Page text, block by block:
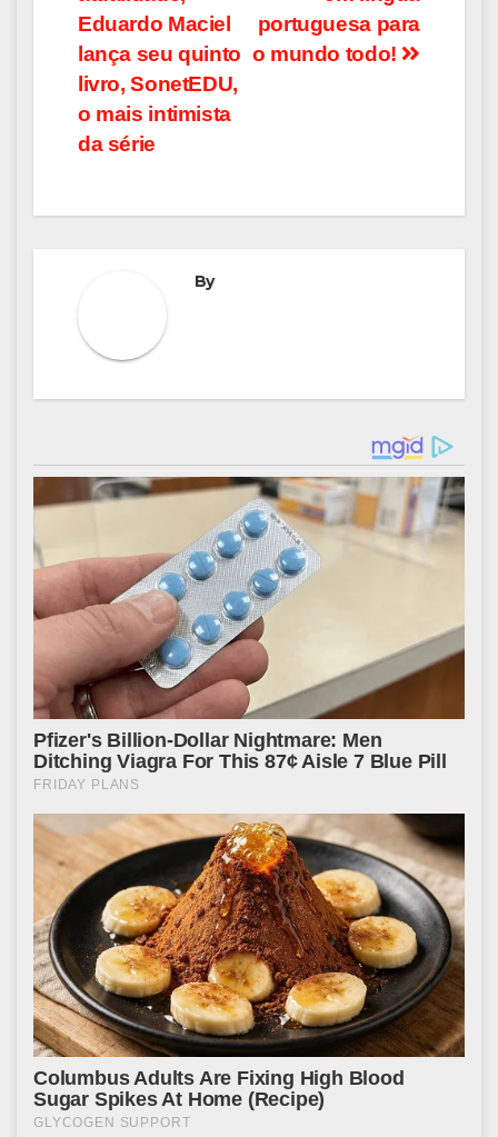
Post
portuguesa para
o mundo todo!
Eduardo Maciel
lança seu quinto
livro, SonetEDU,
o mais intimista
da série
By